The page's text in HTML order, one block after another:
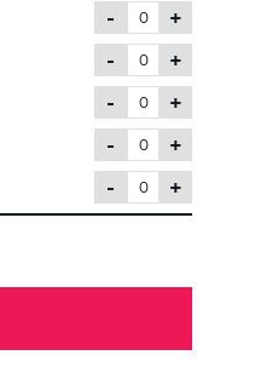
-
+
- +
- +
- +
- +